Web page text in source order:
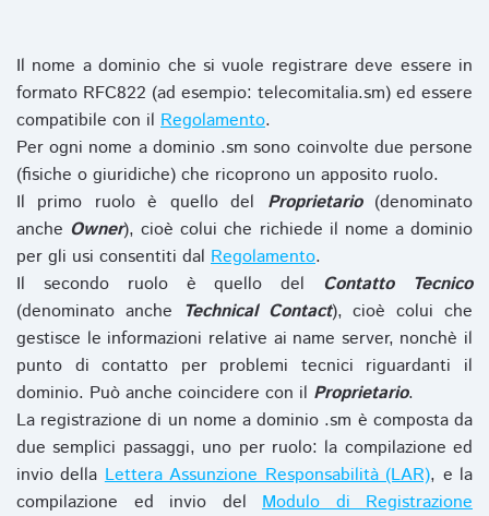
Il nome a dominio che si vuole registrare deve essere in
formato RFC822 (ad esempio: telecomitalia.sm) ed essere
compatibile con il Regolamento.
Per ogni nome a dominio .sm sono coinvolte due persone
(fisiche o giuridiche) che ricoprono un apposito ruolo.
Il primo ruolo è quello del Proprietario(denominato
anche Owner), cioè colui che richiede il nome a dominio
per gli usi consentiti dal Regolamento.
Il secondo ruolo è quello del Contatto Tecnico
(denominato anche Technical Contact), cioè colui che
gestisce le informazioni relative ai name server, nonchè il
punto di contatto per problemi tecnici riguardanti il
dominio. Può anche coincidere con il Proprietario.
La registrazione di un nome a dominio .sm è composta da
due semplici passaggi, uno per ruolo: la compilazione ed
invio dellaLettera Assunzione Responsabilità (LAR), e la
compilazione ed invio del Modulo di Registrazione